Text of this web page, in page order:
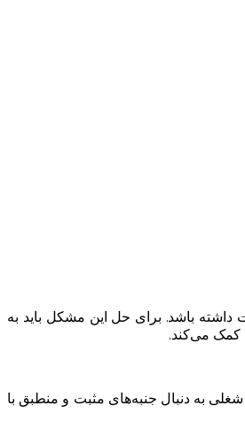
باشد. برای حل این مشکل باید به
کمک می‌کند.
به دنبال جنبه‌های مثبت و منطبق با